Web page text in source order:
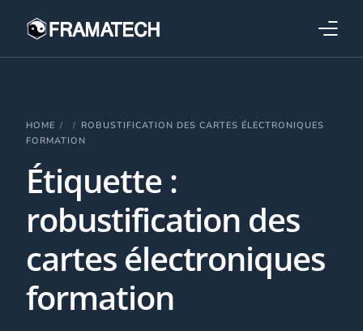
HOME
ROBUSTIFICATION DES CARTES ÉLECTRONIQUES
FORMATION
Étiquette :
robustification des
cartes électroniques
formation
Formations
Performance électronique
Stratégies industrielles